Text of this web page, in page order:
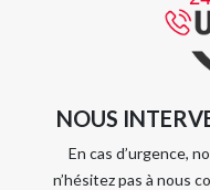
NOUS
En cas d’urgence,
n’hésitez pas à nous